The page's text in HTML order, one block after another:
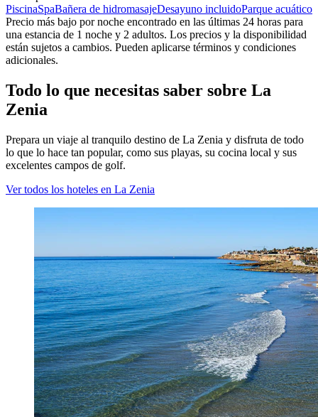
PiscinaSpaBañera de hidromasajeDesayuno incluidoParque acuático
Precio más bajo por noche encontrado en las últimas 24 horas para
una estancia de 1 noche y 2 adultos. Los precios y la disponibilidad
están sujetos a cambios. Pueden aplicarse términos y condiciones
adicionales.
Todo lo que necesitas saber sobre La
Zenia
Prepara un viaje al tranquilo destino de La Zenia y disfruta de todo
lo que lo hace tan popular, como sus playas, su cocina local y sus
excelentes campos de golf.
Ver todos los hoteles en La Zenia